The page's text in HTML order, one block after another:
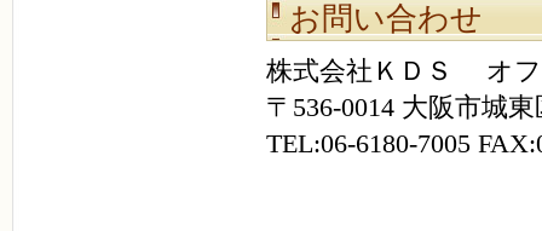
お問い合わせ
株式会社ＫＤＳ オフ
〒536-0014 大阪市城
TEL:06-6180-7005